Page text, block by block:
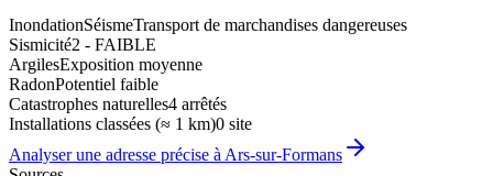
InondationSéismeTransport de marchandises dangereuses
Sismicité2 - FAIBLE
ArgilesExposition moyenne
RadonPotentiel faible
Catastrophes naturelles4 arrêtés
Installations classées (≈ 1 km)0 site
Analyser une adresse précise à Ars-sur-Formans